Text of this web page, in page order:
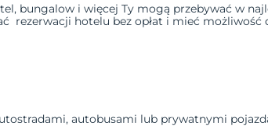
, bungalowi więcej Ty mogą przebywać w
rezerwacji hotelu bez opłat i mieć możliwość
autobusami lub prywatnymi